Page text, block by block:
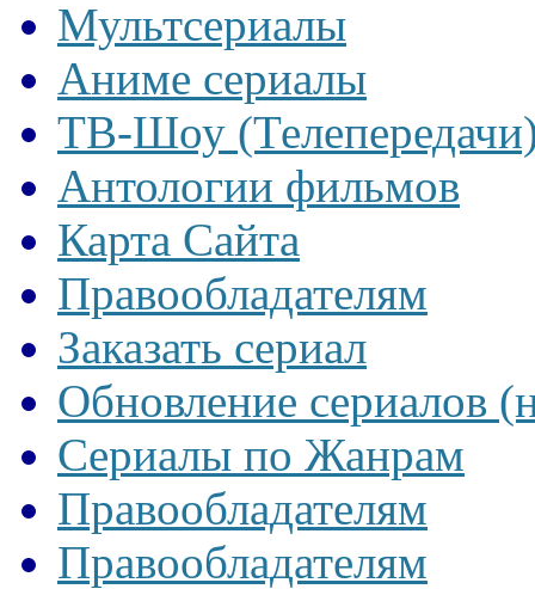
Мультсериалы
Аниме сериалы
ТВ-Шоу
Антологии фильмов
Карта Сайта
Правообладателям
Заказать сериал
Обновление сериалов
Сериалы по Жанрам
Правообладателям
Правообладателям